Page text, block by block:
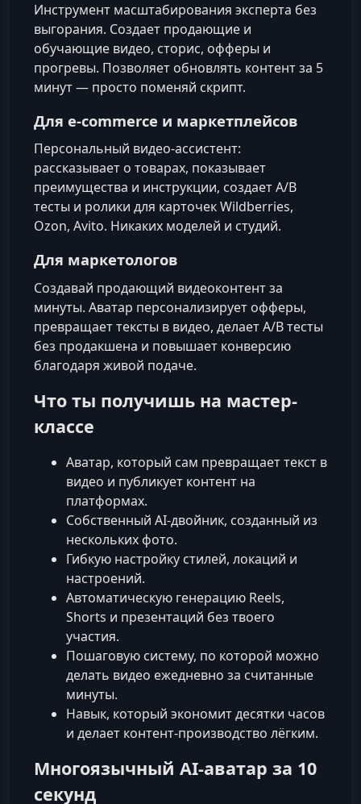
Инструмент масштабирования эксперта без
выгорания. Создает продающие и
обучающие видео, сторис, офферы и
прогревы. Позволяет обновлять контент за 5
минут — просто поменяй скрипт.
Для e‑commerce и маркетплейсов
Персональный видео-ассистент:
рассказывает о товарах, показывает
преимущества и инструкции, создает A/B
тесты и ролики для карточек Wildberries,
Ozon, Avito. Никаких моделей и студий.
Для маркетологов
Создавай продающий видеоконтент за
минуты. Аватар персонализирует офферы,
превращает тексты в видео, делает A/B тесты
без продакшена и повышает конверсию
благодаря живой подаче.
Что ты получишь на мастер-
классе
Аватар, который сам превращает текст в
видео и публикует контент на
платформах.
Собственный AI-двойник, созданный из
нескольких фото.
Гибкую настройку стилей, локаций и
настроений.
Автоматическую генерацию Reels,
Shorts и презентаций без твоего
участия.
Пошаговую систему, по которой можно
делать видео ежедневно за считанные
минуты.
Навык, который экономит десятки часов
и делает контент-производство лёгким.
Многоязычный AI-аватар за 10
секунд